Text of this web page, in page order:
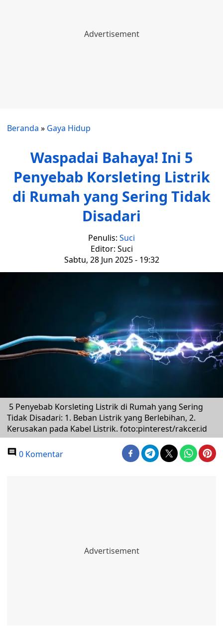
Beranda » Gaya Hidup
Waspadai Bahaya! Ini 5
Penyebab Korsleting Listrik
di Rumah yang Sering Tidak
Disadari
Penulis: Suci
Editor: Suci
Sabtu, 28 Jun 2025 - 19:32
5 Penyebab Korsleting Listrik di Rumah yang Sering
Tidak Disadari: 1. Beban Listrik yang Berlebihan, 2.
Kerusakan pada Kabel Listrik. foto:pinterest/rakcer.id
0 Komentar